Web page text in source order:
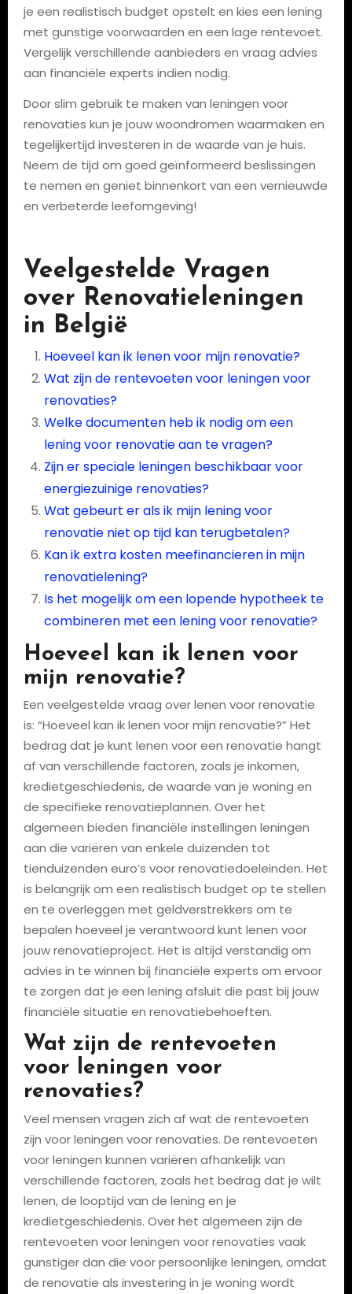
je een realistisch budget opstelt en kies een lening
met gunstige voorwaarden en een lage rentevoet.
Vergelijk verschillende aanbieders en vraag advies
aan financiële experts indien nodig.
Door slim gebruik te maken van leningen voor
renovaties kun je jouw woondromen waarmaken en
tegelijkertijd investeren in de waarde van je huis.
Neem de tijd om goed geïnformeerd beslissingen
te nemen en geniet binnenkort van een vernieuwde
en verbeterde leefomgeving!
Veelgestelde Vragen
over Renovatieleningen
in België
Hoeveel kan ik lenen voor mijn renovatie?
Wat zijn de rentevoeten voor leningen voor
renovaties?
Welke documenten heb ik nodig om een
lening voor renovatie aan te vragen?
Zijn er speciale leningen beschikbaar voor
energiezuinige renovaties?
Wat gebeurt er als ik mijn lening voor
renovatie niet op tijd kan terugbetalen?
Kan ik extra kosten meefinancieren in mijn
renovatielening?
Is het mogelijk om een lopende hypotheek te
combineren met een lening voor renovatie?
Hoeveel kan ik lenen voor
mijn renovatie?
Een veelgestelde vraag over lenen voor renovatie
is: “Hoeveel kan ik lenen voor mijn renovatie?” Het
bedrag dat je kunt lenen voor een renovatie hangt
af van verschillende factoren, zoals je inkomen,
kredietgeschiedenis, de waarde van je woning en
de specifieke renovatieplannen. Over het
algemeen bieden financiële instellingen leningen
aan die variëren van enkele duizenden tot
tienduizenden euro’s voor renovatiedoeleinden. Het
is belangrijk om een realistisch budget op te stellen
en te overleggen met geldverstrekkers om te
bepalen hoeveel je verantwoord kunt lenen voor
jouw renovatieproject. Het is altijd verstandig om
advies in te winnen bij financiële experts om ervoor
te zorgen dat je een lening afsluit die past bij jouw
financiële situatie en renovatiebehoeften.
Wat zijn de rentevoeten
voor leningen voor
renovaties?
Veel mensen vragen zich af wat de rentevoeten
zijn voor leningen voor renovaties. De rentevoeten
voor leningen kunnen variëren afhankelijk van
verschillende factoren, zoals het bedrag dat je wilt
lenen, de looptijd van de lening en je
kredietgeschiedenis. Over het algemeen zijn de
rentevoeten voor leningen voor renovaties vaak
gunstiger dan die voor persoonlijke leningen, omdat
de renovatie als investering in je woning wordt